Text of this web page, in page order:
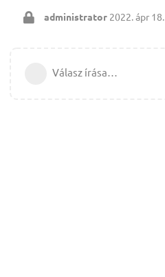
administrator 2022. ápr 18.
Válasz írása…